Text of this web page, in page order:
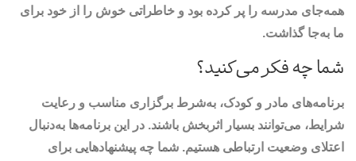
همه‌جای مدرسه را پر کرده بود و خاطراتی خوش را از خود برای
ما به‌جا گذاشت.
شما چه فکر می‌کنید؟
برنامه‌های مادر و کودک، به‌شرط برگزاری مناسب و رعایت
شرایط، می‌توانند بسیار اثربخش باشند. در این برنامه‌ها به‌دنبال
اعتلای وضعیت ارتباطی هستیم. شما چه پیشنهادهایی برای